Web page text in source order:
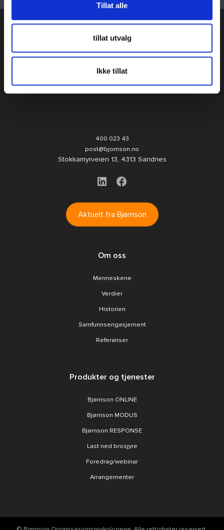
Tillat alle
tillat utvalg
Ikke tillat
eopleBuilds Business
400 023 43
post@bjornson.no
Stokkamyrveien 13, 4313 Sandnes
Aktuelt fra Bjørnson
Om oss
Menneskene
Verdier
Historien
Samfunnsengasjement
Referanser
Produkter og tjenester
Bjørnson ONLINE
Bjørnson MODUS
Bjørnson RESPONSE
Last ned brosjyre
Foredrag/webinar
Arrangementer